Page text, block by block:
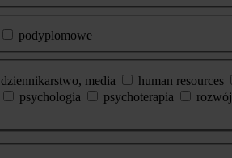
podyplomowe
dziennikarstwo, media human resources
psychologia psychoterapia